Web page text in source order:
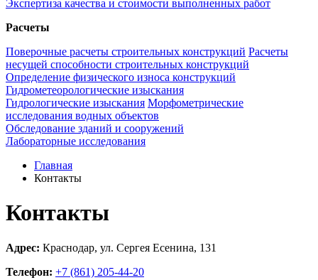
Экспертиза качества и стоимости выполненных работ
Расчеты
Поверочные расчеты строительных конструкций Расчеты
несущей способности строительных конструкций
Определение физического износа конструкций
Гидрометеорологические изыскания
Гидрологические изыскания Морфометрические
исследования водных объектов
Обследование зданий и сооружений
Лабораторные исследования
Главная
Контакты
Контакты
Адрес: Краснодар, ул. Сергея Есенина, 131
Телефон: +7 (861) 205-44-20